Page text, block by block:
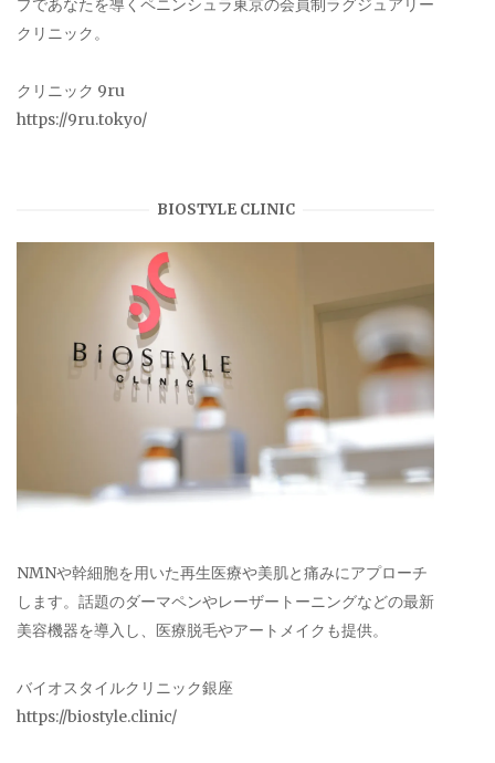
プであなたを導くペニンシュラ東京の会員制ラグジュアリー
クリニック。
クリニック 9ru
https://9ru.tokyo/
BIOSTYLE CLINIC
NMNや幹細胞を用いた再生医療や美肌と痛みにアプローチ
します。話題のダーマペンやレーザートーニングなどの最新
美容機器を導入し、医療脱毛やアートメイクも提供。
バイオスタイルクリニック銀座
https://biostyle.clinic/